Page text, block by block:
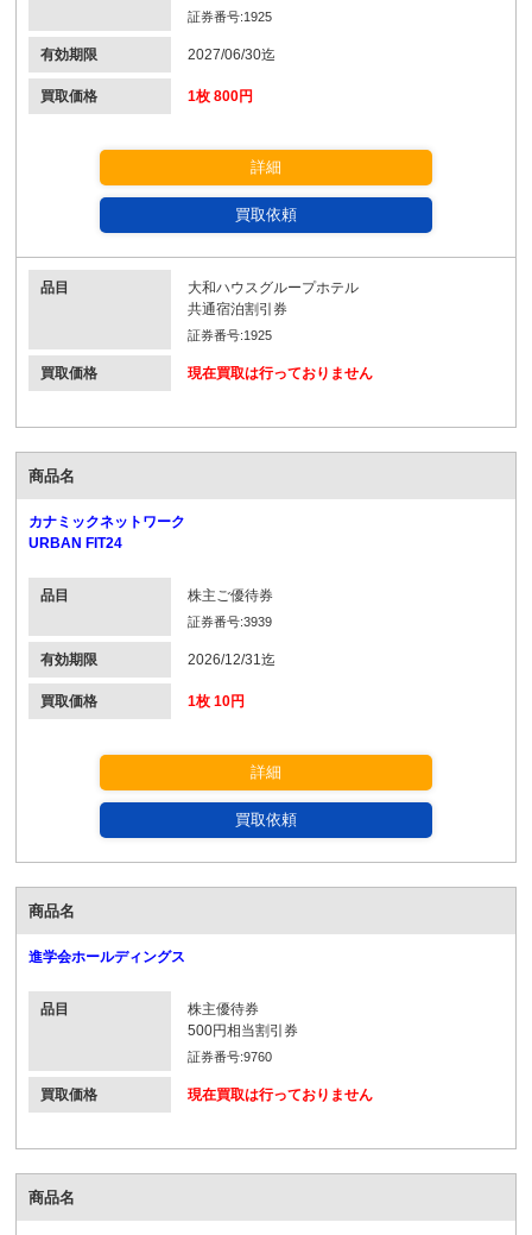
証券番号:1925
有効期限 2027/06/30迄
買取価格 1枚 800円
詳細
買取依頼
品目
大和ハウスグループホテル
共通宿泊割引券
証券番号:1925
買取価格 現在買取は行っておりません
商品名
カナミックネットワーク
URBAN FIT24
品目 株主ご優待券
証券番号:3939
有効期限 2026/12/31迄
買取価格 1枚 10円
詳細
買取依頼
商品名
進学会ホールディングス
品目
株主優待券
500円相当割引券
証券番号:9760
買取価格 現在買取は行っておりません
商品名